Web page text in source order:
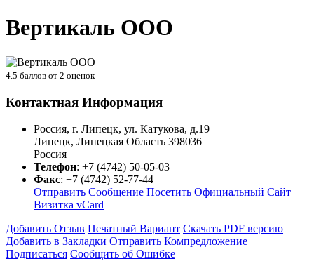
Вертикаль ООО
4.5 баллов от 2 оценок
Контактная Информация
Россия, г. Липецк, ул. Катукова, д.19
Липецк, Липецкая Область 398036
Россия
Телефон: +7 (4742) 50-05-03
Факс: +7 (4742) 52-77-44
Отправить Сообщение Посетить Официальный Сайт
Визитка vCard
Добавить Отзыв Печатный Вариант Скачать PDF версию
Добавить в Закладки Отправить Компредложение
Подписаться Сообщить об Ошибке